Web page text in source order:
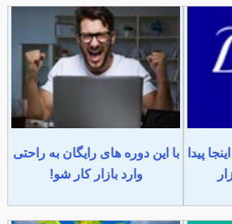
پیدا
با این دوره های رایگان به راحتی
وارد بازار کار شو!